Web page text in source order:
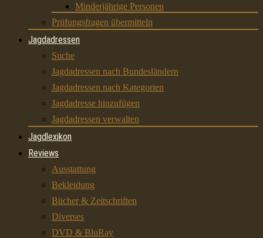
Minderjährige Personen
Prüfungsfragen übermitteln
Jagdadressen
Suche
Jagdadressen nach Bundesländern
Jagdadressen nach Kategorien
Jagdadresse hinzufügen
Jagdadressen verwalten
Jagdlexikon
Reviews
Ausstattung
Bekleidung
Bücher & Zeitschriften
Diverses
DVD & BluRay